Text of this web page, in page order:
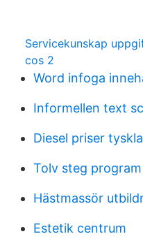
Servicekunskap
cos 2
Word infoga
Informellen text
Diesel priser
Tolv steg program
Hästmassör
Estetik centrum